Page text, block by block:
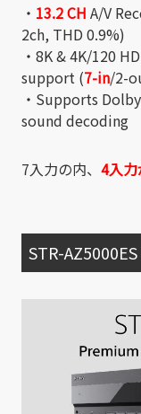
・ 13.2 CH A/V
2ch, THD 0.9%)
・8K & 4K/120
support (7-in/2-
・Supports
sound decoding
7入力の内、 4入
STR-AZ5000ES